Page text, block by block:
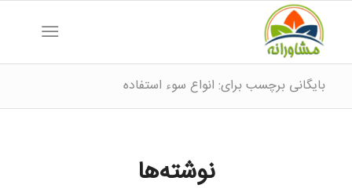
بایگانی برچسب برای: انواع سوء استفاده
نوشته‌ها